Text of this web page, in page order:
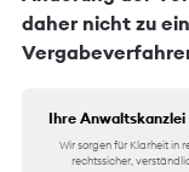
daher nicht zu
Ihre
Wir sorgen für Klarheit in
rechtssicher,